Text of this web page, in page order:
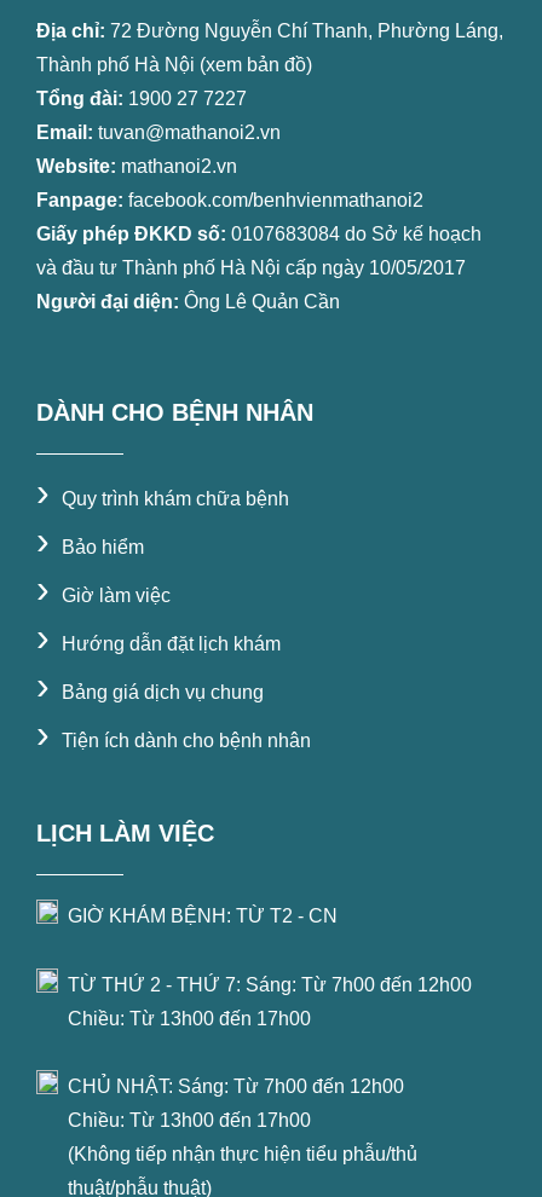
Địa chỉ: 72 Đường Nguyễn Chí Thanh, Phường Láng,
Thành phố Hà Nội (xem bản đồ)
Tổng đài: 1900 27 7227
Email: tuvan@mathanoi2.vn
Website: mathanoi2.vn
Fanpage: facebook.com/benhvienmathanoi2
Giấy phép ĐKKD số: 0107683084 do Sở kế hoạch
và đầu tư Thành phố Hà Nội cấp ngày 10/05/2017
Người đại diện: Ông Lê Quản Cần
DÀNH CHO BỆNH NHÂN
› Quy trình khám chữa bệnh
› Bảo hiểm
› Giờ làm việc
› Hướng dẫn đặt lịch khám
› Bảng giá dịch vụ chung
› Tiện ích dành cho bệnh nhân
LỊCH LÀM VIỆC
GIỜ KHÁM BỆNH: TỪ T2 - CN
TỪ THỨ 2 - THỨ 7: Sáng: Từ 7h00 đến 12h00
Chiều: Từ 13h00 đến 17h00
CHỦ NHẬT: Sáng: Từ 7h00 đến 12h00
Chiều: Từ 13h00 đến 17h00
(Không tiếp nhận thực hiện tiểu phẫu/thủ
thuật/phẫu thuật)